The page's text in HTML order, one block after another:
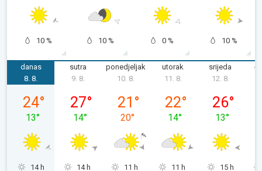
10 % 10 % 0 % 10 %
danas
subota, 08. 08.
8. 8.
24°
13°
14 h
sutra
9. 8.
27°
14°
14 h
ponedjeljak
10. 8.
21 °
20°
11 h
utorak
11. 8.
22°
14°
11 h
srijeda
12. 8.
26°
13°
15 h